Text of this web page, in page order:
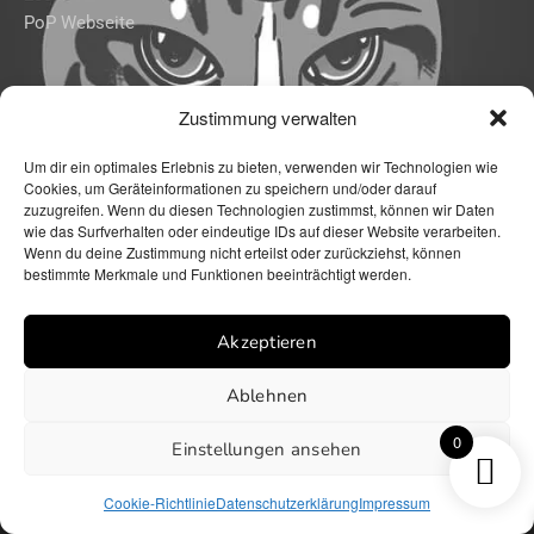
Zustimmung verwalten
Um dir ein optimales Erlebnis zu bieten, verwenden wir Technologien wie
Cookies, um Geräteinformationen zu speichern und/oder darauf
zuzugreifen. Wenn du diesen Technologien zustimmst, können wir Daten
wie das Surfverhalten oder eindeutige IDs auf dieser Website verarbeiten.
Wenn du deine Zustimmung nicht erteilst oder zurückziehst, können
bestimmte Merkmale und Funktionen beeinträchtigt werden.
Akzeptieren
Ablehnen
Einstellungen ansehen
Cookie-RichtlinieDatenschutzerklärungImpressum
PoP Webseite
ImpressumDatenschutzerklärung
Website mit ❤️ erstellt von we-make-
marketing.com
© 2024 Mamarazzis
0